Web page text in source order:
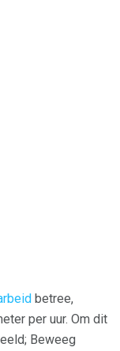
betree,
per uur. Om dit
Beweeg